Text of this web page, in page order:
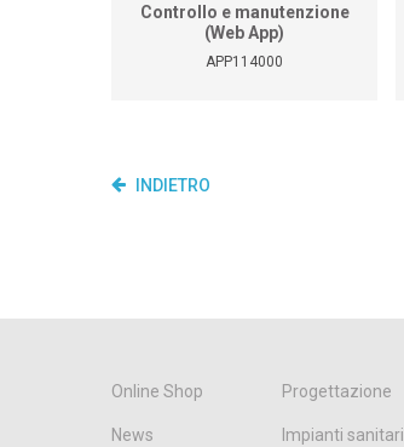
Controllo e manutenzione
(Web App)
APP114000
INDIETRO
Online Shop Progettazione
News Impianti sanitari